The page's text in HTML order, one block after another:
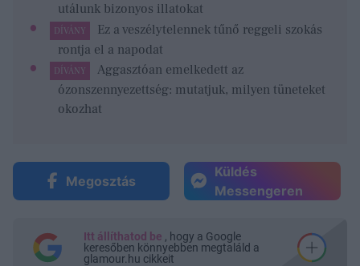
utálunk bizonyos illatokat
DÍVÁNY
Ez a veszélytelennek tűnő reggeli szokás
rontja el a napodat
DÍVÁNY
Aggasztóan emelkedett az
ózonszennyezettség: mutatjuk, milyen tüneteket
okozhat
Megosztás
Küldés
Messengeren
Itt állíthatod be , hogy a Google
keresőben könnyebben megtaláld a
glamour.hu cikkeit